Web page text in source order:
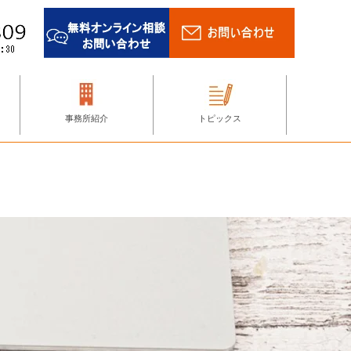
事務所紹介 トピックス